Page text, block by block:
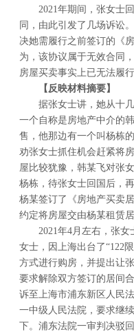
2021年期间，张女士回
同，由此引发了几场诉讼
决她需履行之前签订的《
为，该协议属于无效合同
房屋买卖事实上已无法履
【反映材料摘要】
据张女士讲，她从十几
一个自称是房地产中介的
售，他那边有一个叫杨栋
劝张女士抓住机会赶紧将
屋比较犹豫，韩某飞对张
杨栋，待张女士回国后，
杨某签订了《房地产买卖
约定将房屋交由杨某租赁居
2021年4月左右，张女
女士，因上海出台了“122
方式进行购房，并提出让
要求解除双方签订的居间
诉至上海市浦东新区人民
一中级人民法院，要求继
下。浦东法院一审判决驳